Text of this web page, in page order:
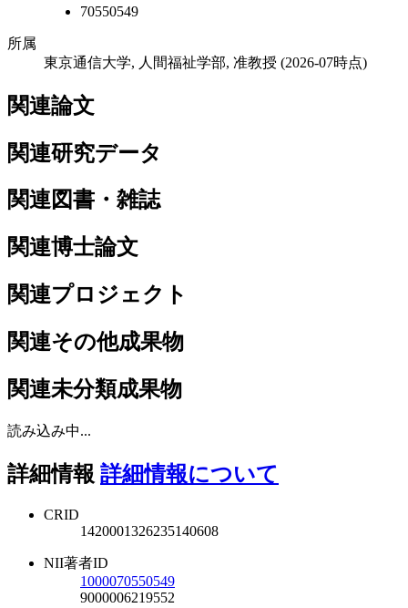
70550549
所属
東京通信大学, 人間福祉学部, 准教授 (2026-07時点)
関連論文
関連研究データ
関連図書・雑誌
関連博士論文
関連プロジェクト
関連その他成果物
関連未分類成果物
読み込み中...
詳細情報 詳細情報について
CRID
1420001326235140608
NII著者ID
1000070550549
9000006219552